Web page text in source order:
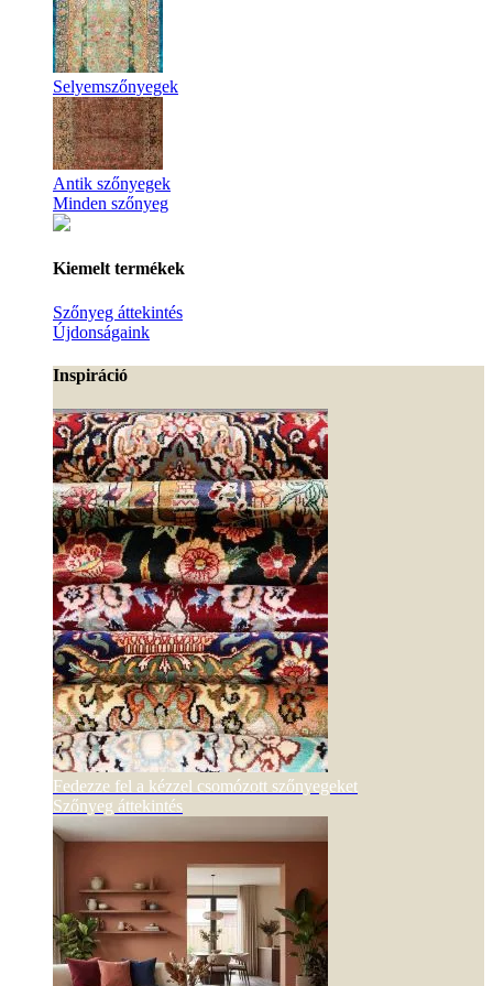
Selyemszőnyegek
Antik szőnyegek
Minden szőnyeg
Kiemelt termékek
Szőnyeg áttekintés
Újdonságaink
Inspiráció
Fedezze fel a kézzel csomózott szőnyegeket
Szőnyeg áttekintés